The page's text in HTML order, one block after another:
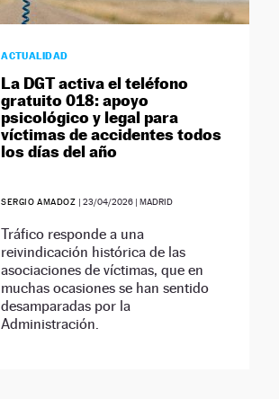
ACTUALIDAD
La DGT activa el teléfono
gratuito 018: apoyo
psicológico y legal para
víctimas de accidentes todos
los días del año
SERGIO AMADOZ |23/04/2026 | MADRID
Tráfico responde a una
reivindicación histórica de las
asociaciones de víctimas, que en
muchas ocasiones se han sentido
desamparadas por la
Administración.